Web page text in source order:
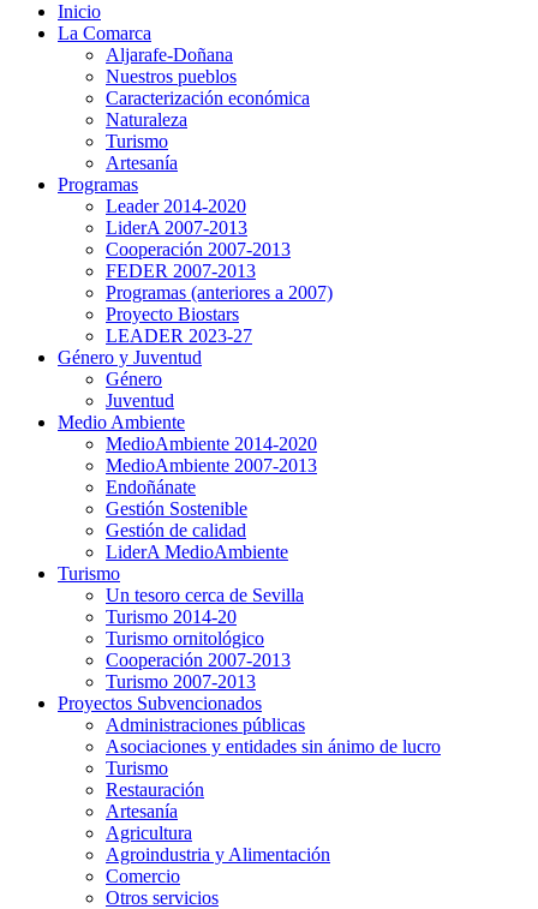
Inicio
La Comarca
Aljarafe-Doñana
Nuestros pueblos
Caracterización económica
Naturaleza
Turismo
Artesanía
Programas
Leader 2014-2020
LiderA 2007-2013
Cooperación 2007-2013
FEDER 2007-2013
Programas (anteriores a 2007)
Proyecto Biostars
LEADER 2023-27
Género y Juventud
Género
Juventud
Medio Ambiente
MedioAmbiente 2014-2020
MedioAmbiente 2007-2013
Endoñánate
Gestión Sostenible
Gestión de calidad
LiderA MedioAmbiente
Turismo
Un tesoro cerca de Sevilla
Turismo 2014-20
Turismo ornitológico
Cooperación 2007-2013
Turismo 2007-2013
Proyectos Subvencionados
Administraciones públicas
Asociaciones y entidades sin ánimo de lucro
Turismo
Restauración
Artesanía
Agricultura
Agroindustria y Alimentación
Comercio
Otros servicios